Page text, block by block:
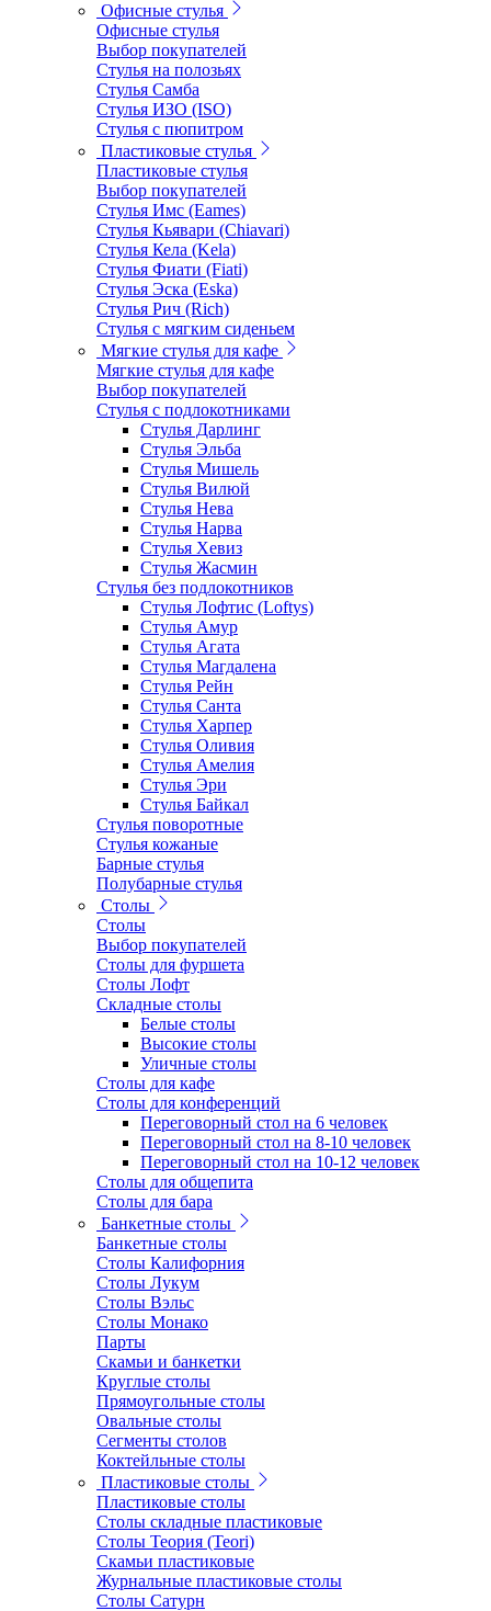
Офисные стулья
Офисные стулья
Выбор покупателей
Стулья на полозьях
Стулья Самба
Стулья ИЗО (ISO)
Стулья с пюпитром
Пластиковые стулья
Пластиковые стулья
Выбор покупателей
Стулья Имс (Eames)
Стулья Кьявари (Chiavari)
Стулья Кела (Kela)
Стулья Фиати (Fiati)
Стулья Эска (Eska)
Стулья Рич (Rich)
Стулья с мягким сиденьем
Мягкие стулья для кафе
Мягкие стулья для кафе
Выбор покупателей
Стулья с подлокотниками
Стулья Дарлинг
Стулья Эльба
Стулья Мишель
Стулья Вилюй
Стулья Нева
Стулья Нарва
Стулья Хевиз
Стулья Жасмин
Стулья без подлокотников
Стулья Лофтис (Loftys)
Стулья Амур
Стулья Агата
Стулья Магдалена
Стулья Рейн
Стулья Санта
Стулья Харпер
Стулья Оливия
Стулья Амелия
Стулья Эри
Стулья Байкал
Стулья поворотные
Стулья кожаные
Барные стулья
Полубарные стулья
Столы
Столы
Выбор покупателей
Столы для фуршета
Столы Лофт
Складные столы
Белые столы
Высокие столы
Уличные столы
Столы для кафе
Столы для конференций
Переговорный стол на 6 человек
Переговорный стол на 8-10 человек
Переговорный стол на 10-12 человек
Столы для общепита
Столы для бара
Банкетные столы
Банкетные столы
Столы Калифорния
Столы Лукум
Столы Вэльс
Столы Монако
Парты
Скамьи и банкетки
Круглые столы
Прямоугольные столы
Овальные столы
Сегменты столов
Коктейльные столы
Пластиковые столы
Пластиковые столы
Столы складные пластиковые
Столы Теория (Teori)
Скамьи пластиковые
Журнальные пластиковые столы
Столы Сатурн